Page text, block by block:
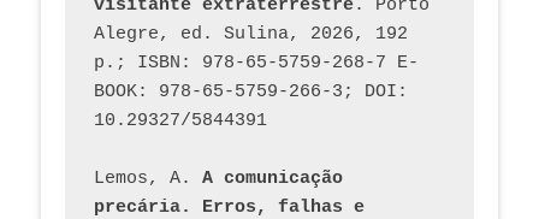
visitante extraterrestre. Porto
Alegre, ed. Sulina, 2026, 192
p.; ISBN: 978-65-5759-268-7 E-
BOOK: 978-65-5759-266-3; DOI:
10.29327/5844391
Lemos, A. A comunicação
precária. Erros, falhas e